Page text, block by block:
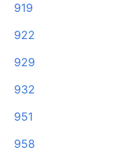
919
922
929
932
951
958